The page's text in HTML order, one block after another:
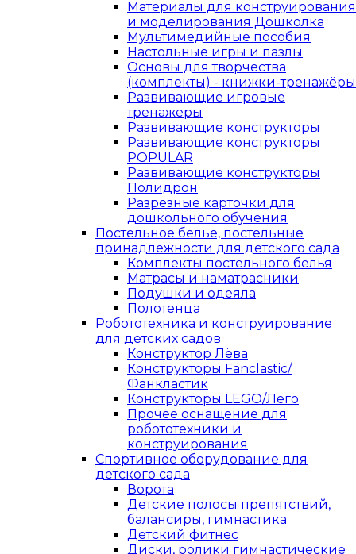
Материалы для конструирования
и моделирования Дошколка
Мультимедийные пособия
Настольные игры и пазлы
Основы для творчества
(комплекты) - книжки-тренажёры
Развивающие игровые
тренажеры
Развивающие конструкторы
Развивающие конструкторы
POPULAR
Развивающие конструкторы
Полидрон
Разрезные карточки для
дошкольного обучения
Постельное белье, постельные
принадлежности для детского сада
Комплекты постельного белья
Матрасы и наматрасники
Подушки и одеяла
Полотенца
Робототехника и конструирование
для детских садов
Конструктор Лёва
Конструкторы Fanclastic/
Фанкластик
Конструкторы LEGO/Лего
Прочее оснащение для
робототехники и
конструирования
Спортивное оборудование для
детского сада
Ворота
Детские полосы препятствий,
балансиры, гимнастика
Детский фитнес
Диски, ролики гимнастические